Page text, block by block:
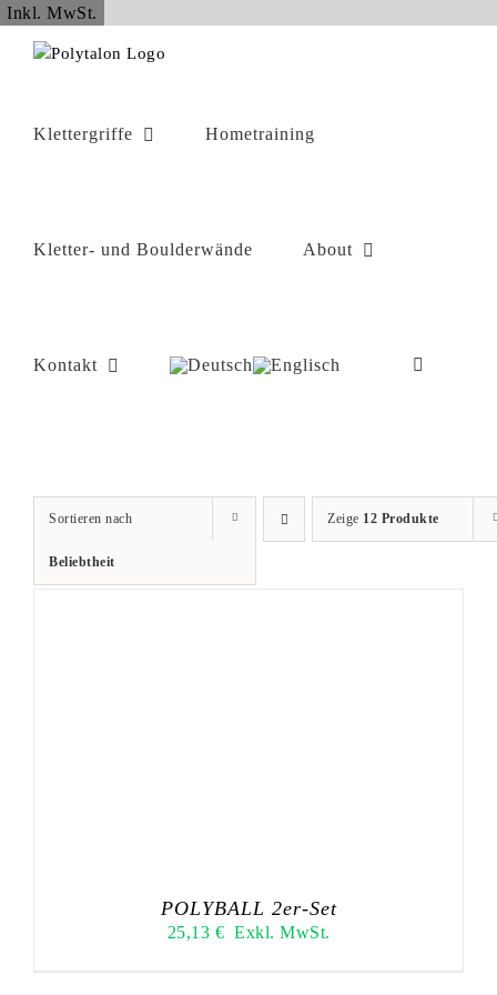
Inkl. MwSt.
springen
Klettergriffe Hometraining
Kletter- und Boulderwände About
Kontakt
Sortieren nach
Beliebtheit
Zeige 12 Produkte
POLYBALL 2er-Set
25,13 € Exkl. MwSt.